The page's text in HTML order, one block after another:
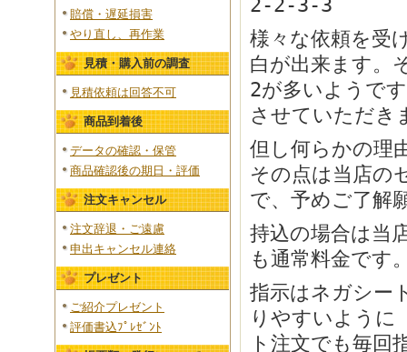
賠償・遅延損害
やり直し、再作業
見積・購入前の調査
見積依頼は回答不可
商品到着後
データの確認・保管
商品確認後の期日・評価
注文キャンセル
注文辞退・ご遠慮
申出キャンセル連絡
プレゼント
ご紹介プレゼント
評価書込ﾌﾟﾚｾﾞﾝﾄ
様々な依頼を受
白が出来ます。
2が多いようで
させていただき
但し何らかの理
その点は当店の
で、予めご了解
持込の場合は当
も通常料金です
指示はネガシー
りやすいように
ト注文でも毎回